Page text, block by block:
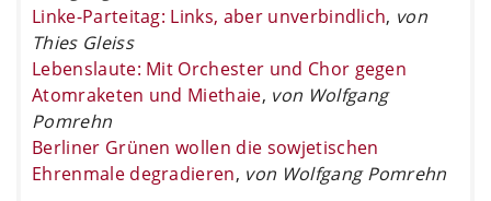
Linke-Parteitag: Links, aber unverbindlich, von
Thies Gleiss
Lebenslaute: Mit Orchester und Chor gegen
Atomraketen und Miethaie, von Wolfgang
Pomrehn
Berliner Grünen wollen die sowjetischen
Ehrenmale degradieren, von Wolfgang Pomrehn